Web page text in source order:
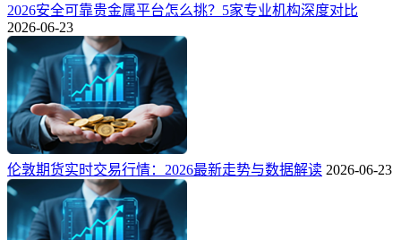
2026安全可靠贵金属平台怎么挑？5家专业机构深度对比
2026-06-23
伦敦期货实时交易行情：2026最新走势与数据解读 2026-06-23